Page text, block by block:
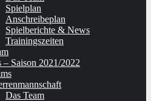
Spielplan
Anschreibeplan
Spielberichte & News
Trainingszeiten
Saison 2021/2022
Das Team